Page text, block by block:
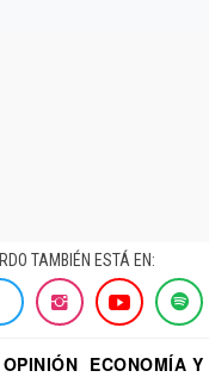
TAMBIÉN ESTÁ EN:
OPINIÓN ECONOMÍA Y